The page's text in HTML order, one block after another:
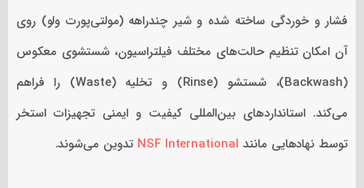
فشار و خوردگی ساخته شده و شیر چندراهه (مولتی‌پورت ولو) روی
آن امکان تنظیم حالت‌های مختلف فیلتراسیون، شستشوی معکوس
(Backwash)، شستشو (Rinse) و تخلیه (Waste) را فراهم
می‌کند. استانداردهای بین‌المللی کیفیت و ایمنی تجهیزات استخر
توسط نهادهایی مانند NSF International تدوین می‌شوند.